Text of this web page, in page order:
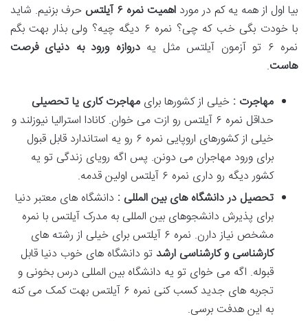
بیا اول از همه یه کم در مورد اهمیت نمره ۶آیلتس حرف بزنیم. شاید
با خودت بگی خب که چی؟ نمره ۶ دیگه چیه؟ ولی بذار بهت بگم
نمره ۶ تو آزمون آیلتس مثل یه
دروازه ورود به دنیای فرصت
هاست.
مهاجرت : خیلی از کشورها برای مهاجرت کاری یا تحصیلی
حداقل نمره ۶ آیلتس رو ازت می خوان. کانادا استرالیا نیوزلند و
خیلی از کشورهای اروپایی نمره ۶ رو یه استاندارد قابل قبول
برای ورود مهاجران می دونن. پس اگه رویای زندگی تو یه
کشور دیگه رو داری نمره ۶ آیلتس اولین قدمه.
تحصیل در دانشگاه های بین المللی : دانشگاه های معتبر دنیا
برای پذیرش دانشجوهای بین المللی به مدرک آیلتس با نمره
مشخص نیاز دارن. نمره ۶ آیلتس برای خیلی از رشته های
کارشناسی و کارشناسی ارشدتو دانشگاه های خوب دنیا قابل
قبوله. اگه می خوای تو یه دانشگاه بین المللی درس بخونی و
تجربه های جدید کسب کنی نمره ۶ آیلتس بهت کمک می کنه
به این هدفت برسی.